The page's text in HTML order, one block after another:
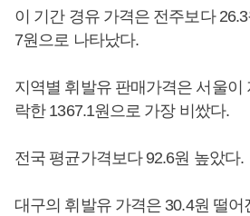
이 기간 경유 가격은 전주보다
7원으로 나타났다.
지역별 휘발유 판매가격은 서울이
락한 1367.1원으로 가장 비쌌다.
전국 평균가격보다 92.6원 높았다.
대구의 휘발유 가격은 30.4원 떨어